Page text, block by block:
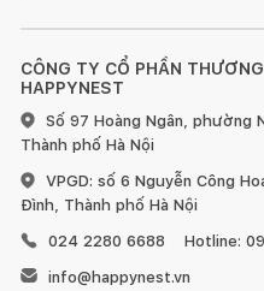
CÔNG TY CỔ PHẦN
HAPPYNEST
Số 97 Hoàng Ngân, phường
Thành phố Hà Nội
VPGD: số 6 Nguyễn Công
Đình, Thành phố Hà Nội
024 2280 6688
Hotline:
info@happynest.vn